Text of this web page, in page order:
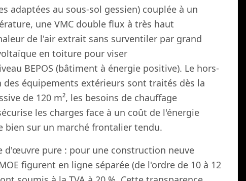
adaptées au sous-sol gessien) couplée à un
une VMC double flux à très haut
de l'air extrait sans surventiler par grand
en toiture pour viser
BEPOS (bâtiment à énergie positive). Le hors-
équipements extérieurs sont traités dès la
de 120 m², les besoins de chauffage
les charges face à un coût de l'énergie
bien sur un marché frontalier tendu.
d'œuvre pure : pour une construction neuve
figurent en ligne séparée (de l'ordre de 10 à 12